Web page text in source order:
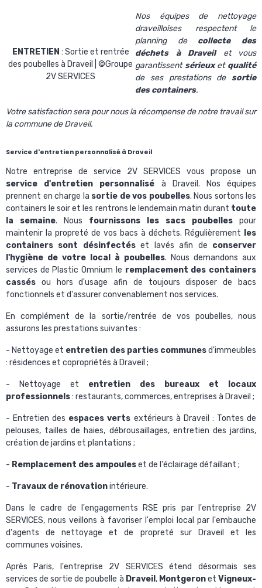
ENTRETIEN : Sortie et rentrée
des poubelles à Draveil | ©Groupe
2V SERVICES
Nos équipes de nettoyage
draveilloises respectent le
planning de collecte des
déchets à Draveilet vous
garantissent sérieuxetqualité
de ses prestations de sortie
des containers.
Votre satisfaction sera pour nous la récompense de notre travail sur
la commune de Draveil.
Service d'entretien personnalisé à Draveil
Notre entreprise de service 2V SERVICES vous propose un
service d'entretien personnalisé à Draveil. Nos équipes
prennent en charge la sortie de vos poubelles. Nous sortons les
containers le soir et les rentrons le lendemain matin durant toute
la semaine. Nous fournissons les sacs poubelles pour
maintenir la propreté de vos bacs à déchets. Régulièrement
les
containers sont désinfectéset lavés afin de conserver
l'hygiène de votre local à poubelles. Nous demandons aux
services de Plastic Omnium le remplacement des containers
cassés ou hors d'usage afin de toujours disposer de bacs
fonctionnels et d'assurer convenablement nos services.
En complément de la sortie/rentrée de vos poubelles, nous
assurons les prestations suivantes :
- Nettoyage et entretien des parties communesd'immeubles
: résidences et copropriétés à Draveil ;
- Nettoyage et entretien des bureaux et locaux
professionnels: restaurants, commerces, entreprises à Draveil ;
- Entretien des espaces verts extérieurs à Draveil : Tontes de
pelouses, tailles de haies, débrousaillages, entretien des jardins,
création de jardins et plantations ;
- Remplacement des ampouleset de l'éclairage défaillant ;
- Travaux de rénovationintérieure.
Dans le cadre de l'engagements RSE pris par l'entreprise 2V
SERVICES, nous veillons à favoriser l'emploi local par l'embauche
d'agents de nettoyage et de propreté sur Draveil et les
communes voisines.
Après Paris, l'entreprise 2V SERVICES étend désormais ses
services de sortie de poubelle à Draveil , MontgeronetVigneux-